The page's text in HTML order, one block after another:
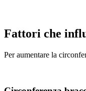
Fattori che
Per aumentare la